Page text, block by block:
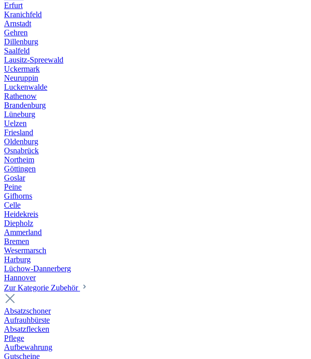
Erfurt
Kranichfeld
Arnstadt
Gehren
Dillenburg
Saalfeld
Lausitz-Spreewald
Uckermark
Neuruppin
Luckenwalde
Rathenow
Brandenburg
Lüneburg
Uelzen
Friesland
Oldenburg
Osnabrück
Northeim
Göttingen
Goslar
Peine
Gifhorns
Celle
Heidekreis
Diepholz
Ammerland
Bremen
Wesermarsch
Harburg
Lüchow-Dannerberg
Hannover
Zur Kategorie Zubehör
Absatzschoner
Aufrauhbürste
Absatzflecken
Pflege
Aufbewahrung
Gutscheine